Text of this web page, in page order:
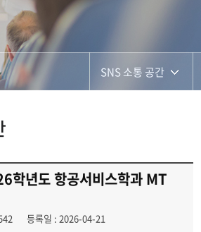
SNS 소통 공간
공지사항
년도 항공서비스학과 MT
등록일 : 2026-04-21